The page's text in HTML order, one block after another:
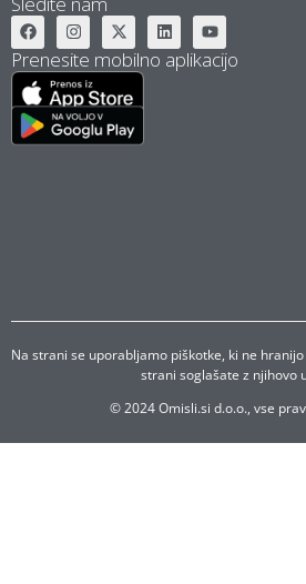
Prenesite mobilno aplikacijo
Na strani se uporabljamo piškotke, ki ne
strani soglašate z njihovo
© 2024 Omisli.si d.o.o., vse